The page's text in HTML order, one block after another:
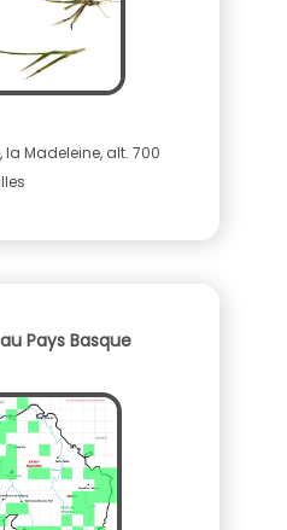
la Madeleine, alt. 700
Pays Basque